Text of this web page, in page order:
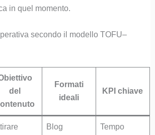
in quel momento.
secondo il modello TOFU–
del
Formati
ideali
KPI chiave
Blog
Tempo